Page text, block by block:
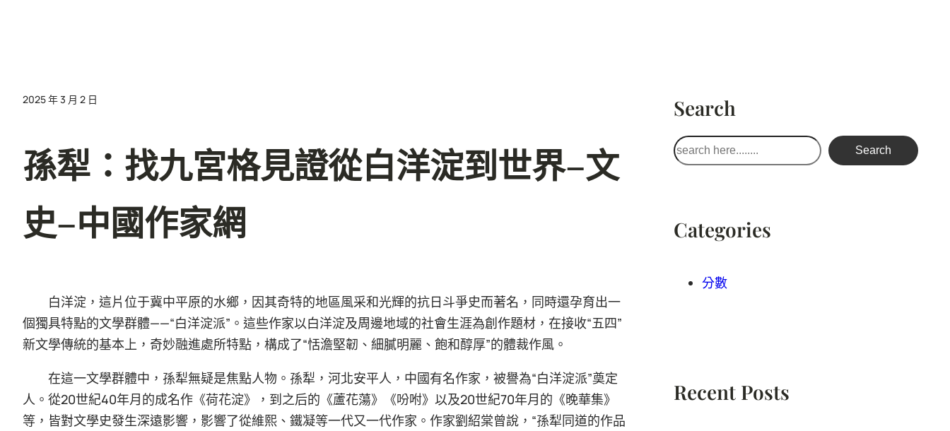
2025 年 3 月 2 日
孫犁：找九宮格見證從白洋淀到世界–文
史–中國作家網
白洋淀，這片位于冀中平原的水鄉，因其奇特的地區風采和光輝的抗日斗爭史而著名，同時還孕育出一
個獨具特點的文學群體——“白洋淀派”。這些作家以白洋淀及周邊地域的社會生涯為創作題材，在接收“五四”
新文學傳統的基本上，奇妙融進處所特點，構成了“恬澹堅韌、細膩明麗、飽和醇厚”的體裁作風。
在這一文學群體中，孫犁無疑是焦點人物。孫犁，河北安平人，中國有名作家，被譽為“白洋淀派”奠定
人。從20世紀40年月的成名作《荷花淀》，到之后的《蘆花蕩》《吩咐》以及20世紀70年月的《晚華集》
等，皆對文學史發生深遠影響，影響了從維熙、鐵凝等一代又一代作家。作家劉紹棠曾說，“孫犁同道的作品
Search
搜
尋
Search
Categories
分數
Recent Posts